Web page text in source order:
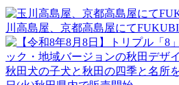
川高島屋、京都高島屋にて